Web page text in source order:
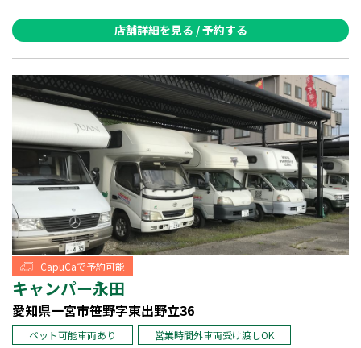
店舗詳細を見る / 予約する
CapuCaで予約可能
キャンパー永田
愛知県一宮市笹野字東出野立36
ペット可能車両あり 営業時間外車両受け渡しOK